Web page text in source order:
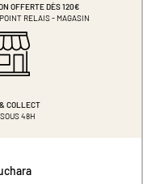
OFFERTE DÈS 120€
RELAIS - MAGASIN
COLLECT
48H